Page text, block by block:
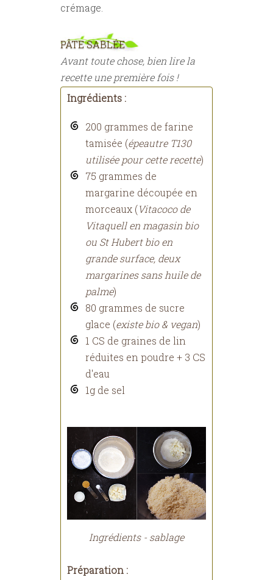
crémage.
PÂTE SABLÉE
Avant toute chose, bien lire la
recette une première fois !
Ingrédients :
200 grammes de farine
tamisée (épeautre T130
utilisée pour cette recette)
75 grammes de
margarine découpée en
morceaux (Vitacoco de
Vitaquell en magasin bio
ou St Hubert bio en
grande surface, deux
margarines sans huile de
palme)
80 grammes de sucre
glace (existe bio & vegan)
1 CS de graines de lin
réduites en poudre + 3 CS
d'eau
1g de sel
Ingrédients - sablage
Préparation :